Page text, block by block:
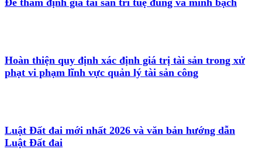
Hoàn thiện quy định xác định giá trị tài sản trong xử
phạt vi phạm lĩnh vực quản lý tài sản công
Luật Đất đai mới nhất 2026 và văn bản hướng dẫn
Luật Đất đai